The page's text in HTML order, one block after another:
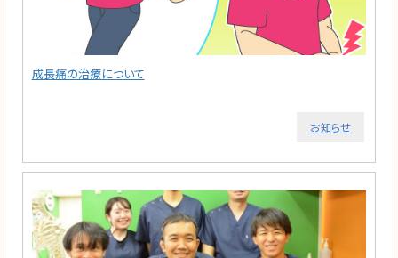
成長痛の治療について
お知らせ